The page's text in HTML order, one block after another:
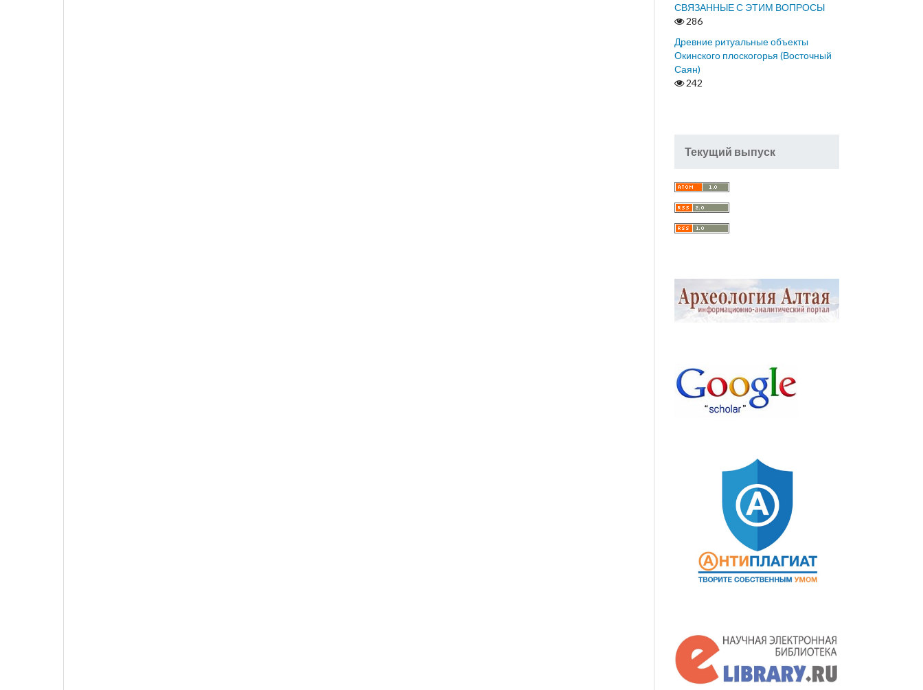
СВЯЗАННЫЕ С ЭТИМ ВОПРОСЫ
286
Древние ритуальные объекты
Окинского плоскогорья (Восточный
Саян)
242
Текущий выпуск